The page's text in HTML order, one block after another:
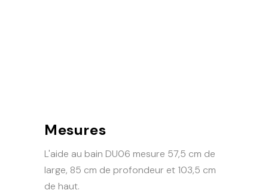
Mesures
L'aide au bain DU06 mesure 57,5 cm de
large, 85 cm de profondeur et 103,5 cm
de haut.